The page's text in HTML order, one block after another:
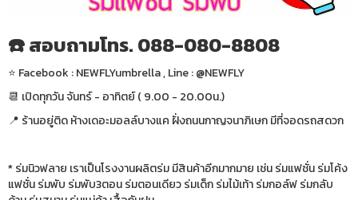
☎️ สอบถามโทร. 088-080-8808
⭐️ Facebook : NEWFLYumbrella , Line : @NEWFLY
📆 เปิดทุกวัน จันทร์ - อาทิตย์ ( 9.00 - 20.00น.)
📍 ร้านอยู่ติด ห้างเดอะมอลล์บางแค ฝั่งถนนกาญจนาภิเษก มีที่จอดรถสดวก
* ร่มนิวฟลาย เราเป็นโรงงานผลิตร่ม มีสินค้าอีกมากมาย เช่น ร่มแฟชั่น ร่มโค้ง
แฟชั่น ร่มพับ ร่มพับ3ตอน ร่มตอนเดียว ร่มเด็ก ร่มไม้เท้า ร่มกอล์ฟ ร่มกลับ